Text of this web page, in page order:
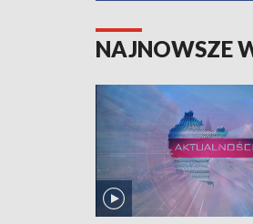
NAJNOWSZE